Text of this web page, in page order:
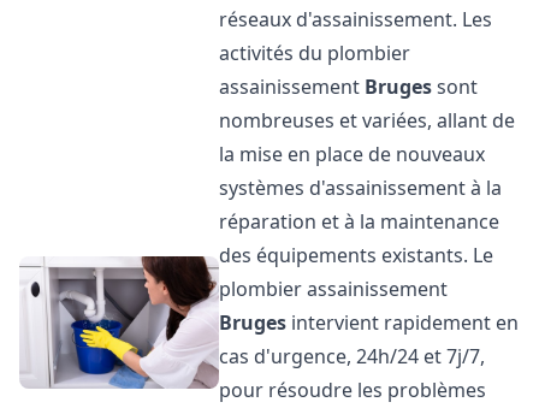
réseaux d'assainissement. Les
activités du plombier
assainissement Brugessont
nombreuses et variées, allant de
la mise en place de nouveaux
systèmes d'assainissement à la
réparation et à la maintenance
des équipements existants. Le
plombier assainissement
Bruges intervient rapidement en
cas d'urgence, 24h/24 et 7j/7,
pour résoudre les problèmes